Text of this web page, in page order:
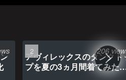
アヴィレックスのタンクト
プを夏の3ヵ月間着てみた
206